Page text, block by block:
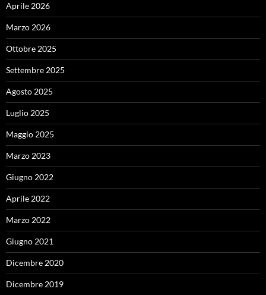
Aprile 2026
Marzo 2026
Ottobre 2025
Settembre 2025
Agosto 2025
Luglio 2025
Maggio 2025
Marzo 2023
Giugno 2022
Aprile 2022
Marzo 2022
Giugno 2021
Dicembre 2020
Dicembre 2019